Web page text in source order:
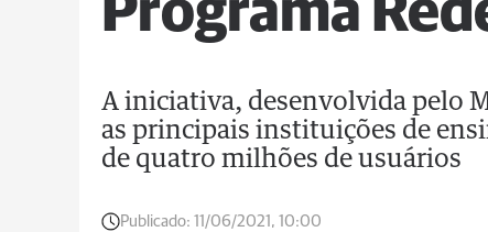
Programa
A iniciativa, desenvolvida pelo
as principais instituições de
de quatro milhões de usuários
Publicado: 11/06/2021, 10:00